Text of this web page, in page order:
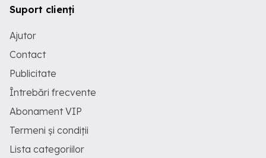
Suport clienți
Ajutor
Contact
Publicitate
Întrebări frecvente
Abonament VIP
Termeni și condiții
Lista categoriilor